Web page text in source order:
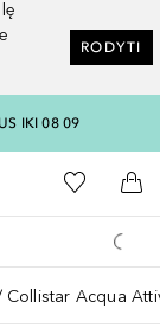
RODYTI
IKI 08 09
pagrindinį
Į mano
Į
Collistar Acqua